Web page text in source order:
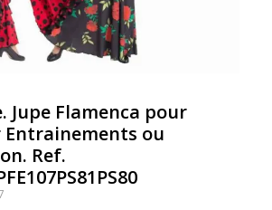
Jupe Flamenca pour
Entrainements ou
Ref.